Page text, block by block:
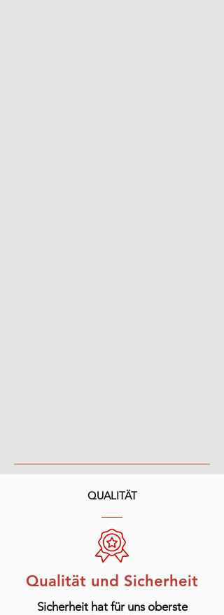
QUALITÄT
Qualität und Sicherheit
Sicherheit hat für uns oberste